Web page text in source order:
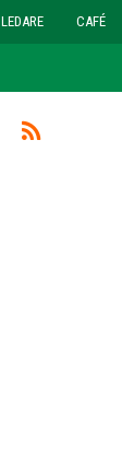
LEDARE CAFÉ